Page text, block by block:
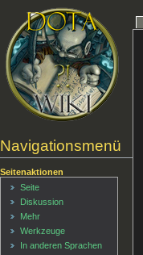
Navigationsmenü
Seitenaktionen
Seite
Diskussion
Mehr
Werkzeuge
In anderen Sprachen